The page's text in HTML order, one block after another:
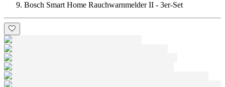
Bosch Smart Home Rauchwarnmelder II - 3er-Set